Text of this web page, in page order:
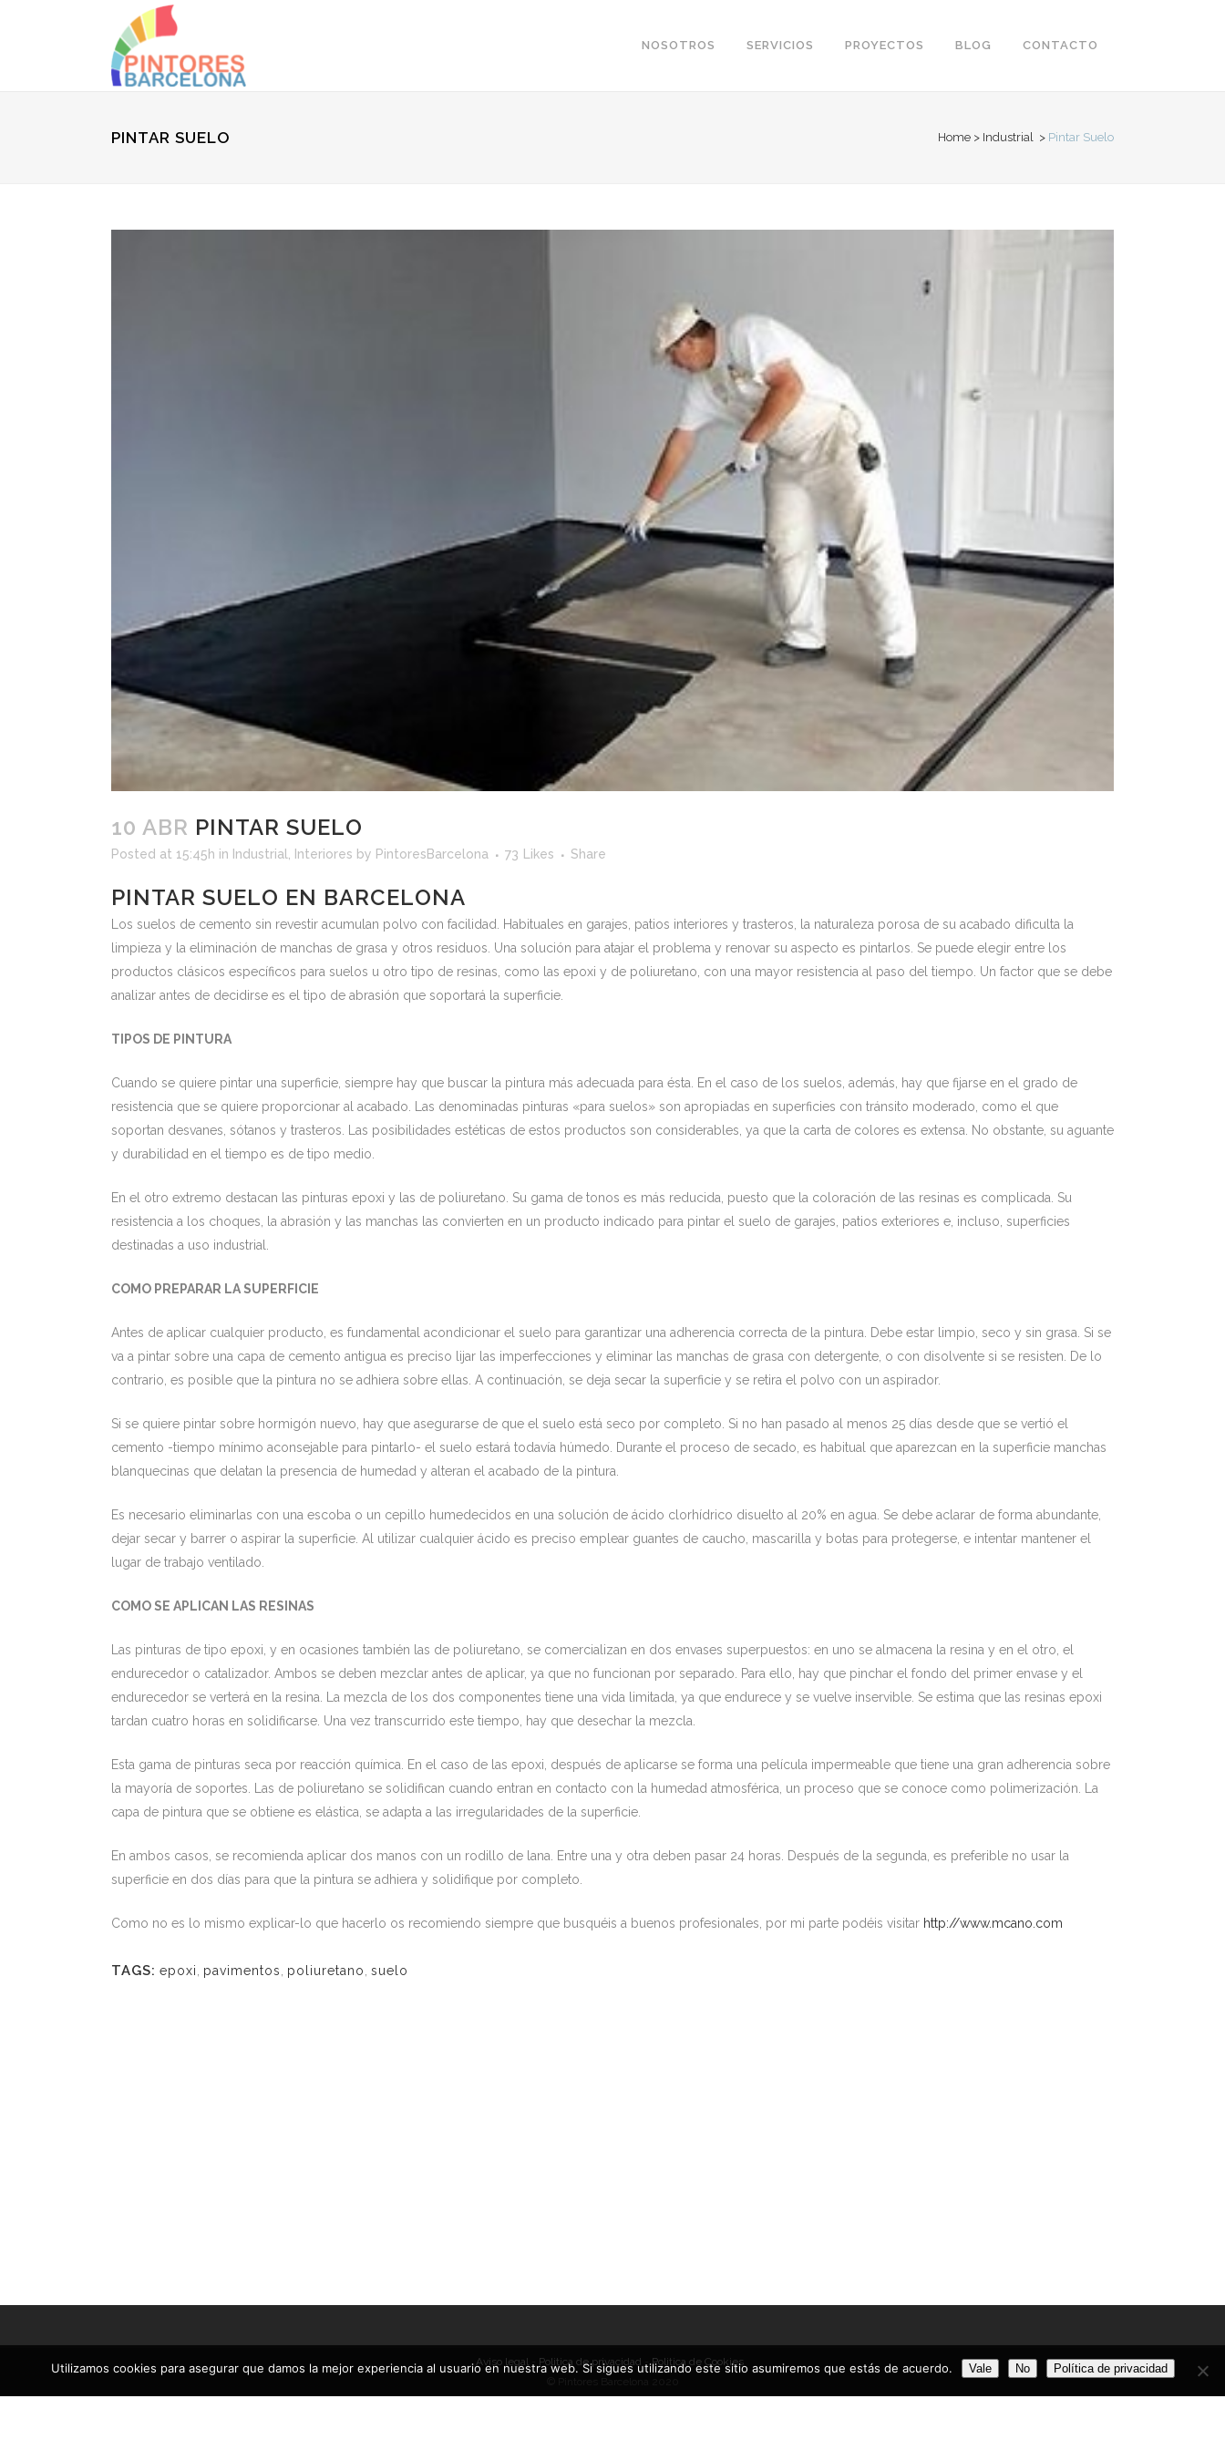
NOSOTROS SERVICIOS PROYECTOS BLOG CONTACTO
PINTAR SUELO Home > Industrial > Pintar Suelo
10 ABR PINTAR SUELO
Posted at 15:45h in Industrial Interiores by PintoresBarcelona 73 Likes Share
PINTAR SUELO EN BARCELONA
Los suelos de cemento sin revestir acumulan polvo con facilidad. Habituales en garajes, patios interiores y trasteros, la naturaleza porosa de su acabado dificulta la
limpieza y la eliminación de manchas de grasa y otros residuos. Una solución para atajar el problema y renovar su aspecto es pintarlos. Se puede elegir entre los
productos clásicos específicos para suelos u otro tipo de resinas, como las epoxi y de poliuretano, con una mayor resistencia al paso del tiempo. Un factor que se debe
analizar antes de decidirse es el tipo de abrasión que soportará la superficie.
TIPOS DE PINTURA
Cuando se quiere pintar una superficie, siempre hay que buscar la pintura más adecuada para ésta. En el caso de los suelos, además, hay que fijarse en el grado de
resistencia que se quiere proporcionar al acabado. Las denominadas pinturas «para suelos» son apropiadas en superficies con tránsito moderado, como el que
soportan desvanes, sótanos y trasteros. Las posibilidades estéticas de estos productos son considerables, ya que la carta de colores es extensa. No obstante, su aguante
y durabilidad en el tiempo es de tipo medio.
En el otro extremo destacan las pinturas epoxi y las de poliuretano. Su gama de tonos es más reducida, puesto que la coloración de las resinas es complicada. Su
resistencia a los choques, la abrasión y las manchas las convierten en un producto indicado para pintar el suelo de garajes, patios exteriores e, incluso, superficies
destinadas a uso industrial.
COMO PREPARAR LA SUPERFICIE
Antes de aplicar cualquier producto, es fundamental acondicionar el suelo para garantizar una adherencia correcta de la pintura. Debe estar limpio, seco y sin grasa. Si se
va a pintar sobre una capa de cemento antigua es preciso lijar las imperfecciones y eliminar las manchas de grasa con detergente, o con disolvente si se resisten. De lo
contrario, es posible que la pintura no se adhiera sobre ellas. A continuación, se deja secar la superficie y se retira el polvo con un aspirador.
Si se quiere pintar sobre hormigón nuevo, hay que asegurarse de que el suelo está seco por completo. Si no han pasado al menos 25 días desde que se vertió el
cemento -tiempo mínimo aconsejable para pintarlo- el suelo estará todavía húmedo. Durante el proceso de secado, es habitual que aparezcan en la superficie manchas
blanquecinas que delatan la presencia de humedad y alteran el acabado de la pintura.
Es necesario eliminarlas con una escoba o un cepillo humedecidos en una solución de ácido clorhídrico disuelto al 20% en agua. Se debe aclarar de forma abundante,
dejar secar y barrer o aspirar la superficie. Al utilizar cualquier ácido es preciso emplear guantes de caucho, mascarilla y botas para protegerse, e intentar mantener el
lugar de trabajo ventilado.
COMO SE APLICAN LAS RESINAS
Las pinturas de tipo epoxi, y en ocasiones también las de poliuretano, se comercializan en dos envases superpuestos: en uno se almacena la resina y en el otro, el
endurecedor o catalizador. Ambos se deben mezclar antes de aplicar, ya que no funcionan por separado. Para ello, hay que pinchar el fondo del primer envase y el
endurecedor se verterá en la resina. La mezcla de los dos componentes tiene una vida limitada, ya que endurece y se vuelve inservible. Se estima que las resinas epoxi
tardan cuatro horas en solidificarse. Una vez transcurrido este tiempo, hay que desechar la mezcla.
Esta gama de pinturas seca por reacción química. En el caso de las epoxi, después de aplicarse se forma una película impermeable que tiene una gran adherencia sobre
la mayoría de soportes. Las de poliuretano se solidifican cuando entran en contacto con la humedad atmosférica, un proceso que se conoce como polimerización. La
capa de pintura que se obtiene es elástica, se adapta a las irregularidades de la superficie.
En ambos casos, se recomienda aplicar dos manos con un rodillo de lana. Entre una y otra deben pasar 24 horas. Después de la segunda, es preferible no usar la
superficie en dos días para que la pintura se adhiera y solidifique por completo.
Como no es lo mismo explicar-lo que hacerlo os recomiendo siempre que busquéis a buenos profesionales, por mi parte podéis visitar http://www.mcano.com
TAGS: epoxi pavimentos poliuretano suelo
Aviso legal - Politica de privacidad -Politica de Cookies
Utilizamos cookies para asegurar que damos la mejor experiencia al usuario en nuestra web. Si sigues utilizando este sitio asumiremos que estás de acuerdo. Vale No Política de privacidad